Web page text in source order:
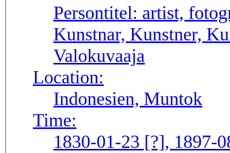
Persontitel: artist,
Kunstnar, Kunstner,
Valokuvaaja
Location:
Indonesien, Muntok
Time:
1830-01-23 [?], 1897-